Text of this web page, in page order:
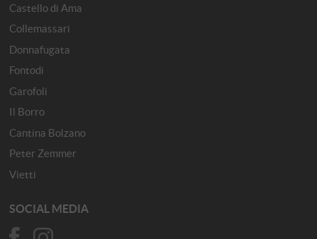
Castello di Ama
Collemassari
Donnafugata
Fontodi
Garofoli
Il Borro
Cantina Bolzano
Peter Zemmer
Vietti
SOCIAL MEDIA